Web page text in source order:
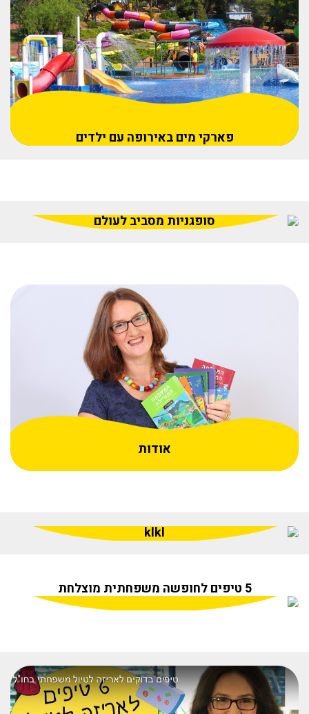
פארקי מים באירופה עם ילדים
סופגניות מסביב לעולם
אודות
klkl
5 טיפים לחופשה משפחתית מוצלחת